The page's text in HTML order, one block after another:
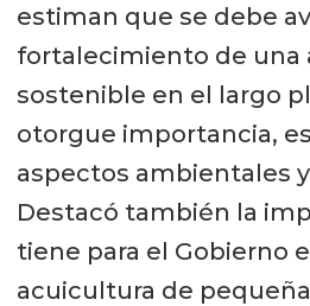
estiman que se debe
fortalecimiento de una
sostenible en el largo
otorgue importancia,
aspectos ambientales
Destacó también la
tiene para el Gobierno
acuicultura de